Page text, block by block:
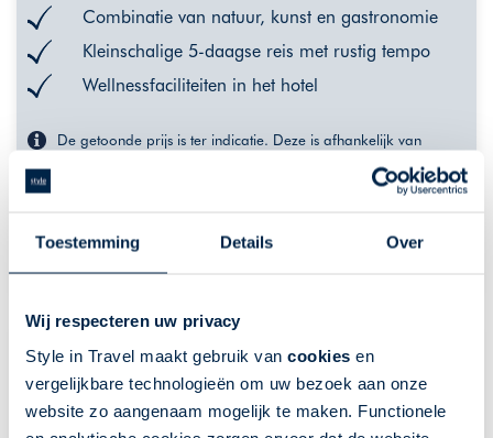
Toestemming Details Over
Wij respecteren uw privacy
Style in Travel maakt gebruik van cookies en
vergelijkbare technologieën om uw bezoek aan onze
website zo aangenaam mogelijk te maken. Functionele
Combinatie van natuur, kunst en gastronomie
Kleinschalige 5-daagse reis met rustig tempo
Wellnessfaciliteiten in het hotel
De getoonde prijs is ter indicatie. Deze is afhankelijk van
uitgebreider overzicht van indicatieprijzen, of neem contact met
VANAF 1785,- MEER INFO